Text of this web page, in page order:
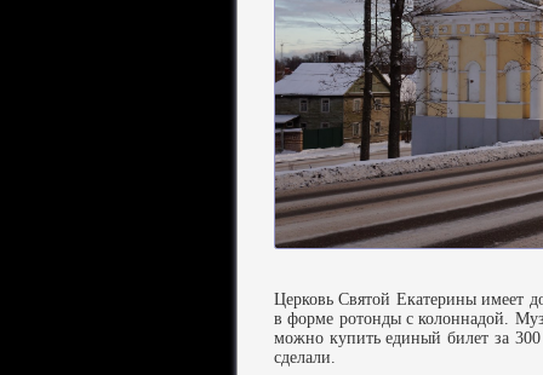
Церковь Святой Екатерины имеет
в форме ротонды с колоннадой.
можно купить единый билет за
сделали.